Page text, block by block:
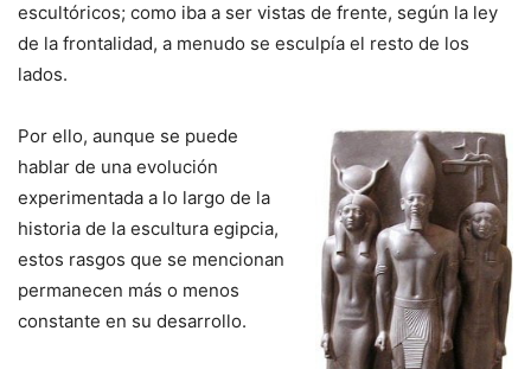
escultóricos; como iba a ser vistas de frente, según la ley
de la frontalidad, a menudo se esculpía el resto de los
lados.
Por ello, aunque se puede
hablar de una evolución
experimentada a lo largo de la
historia de la escultura egipcia,
estos rasgos que se mencionan
permanecen más o menos
constante en su desarrollo.